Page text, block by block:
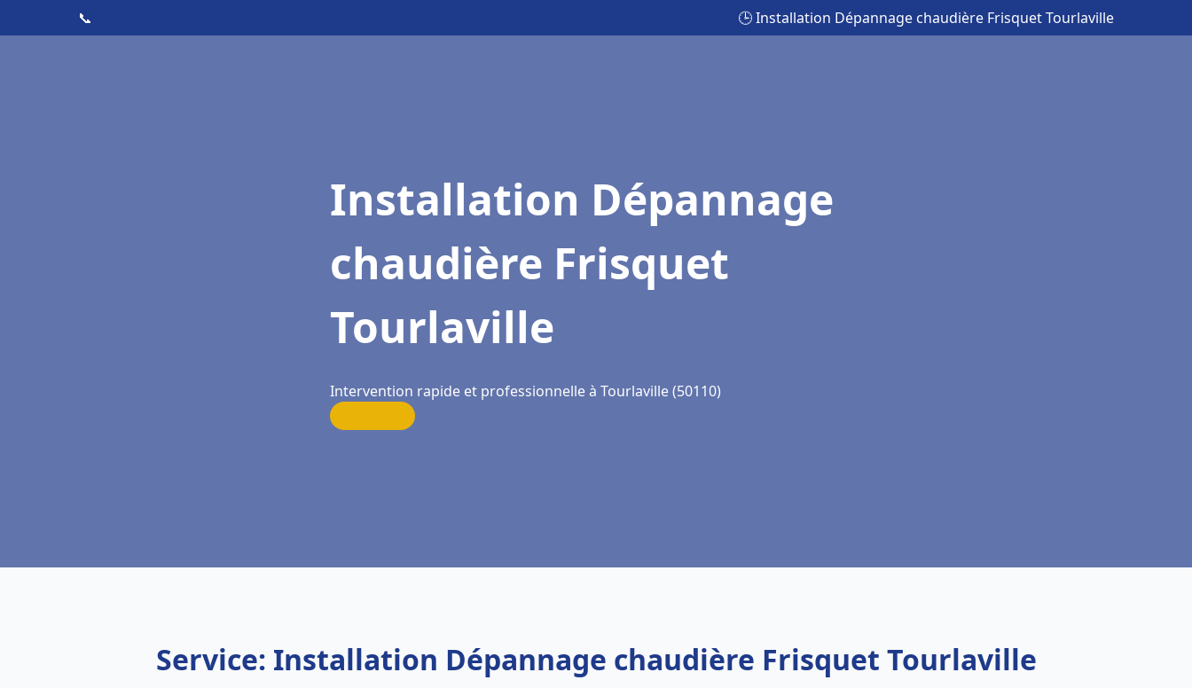
📞 🕒 Installation Dépannage chaudière Frisquet Tourlaville
Installation Dépannage
chaudière Frisquet
Tourlaville
Intervention rapide et professionnelle à Tourlaville (50110)
Service: Installation Dépannage chaudière Frisquet Tourlaville